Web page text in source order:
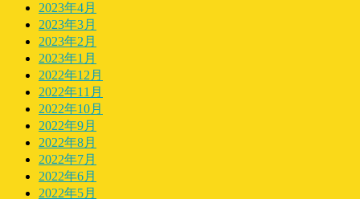
2023年4月
2023年3月
2023年2月
2023年1月
2022年12月
2022年11月
2022年10月
2022年9月
2022年8月
2022年7月
2022年6月
2022年5月